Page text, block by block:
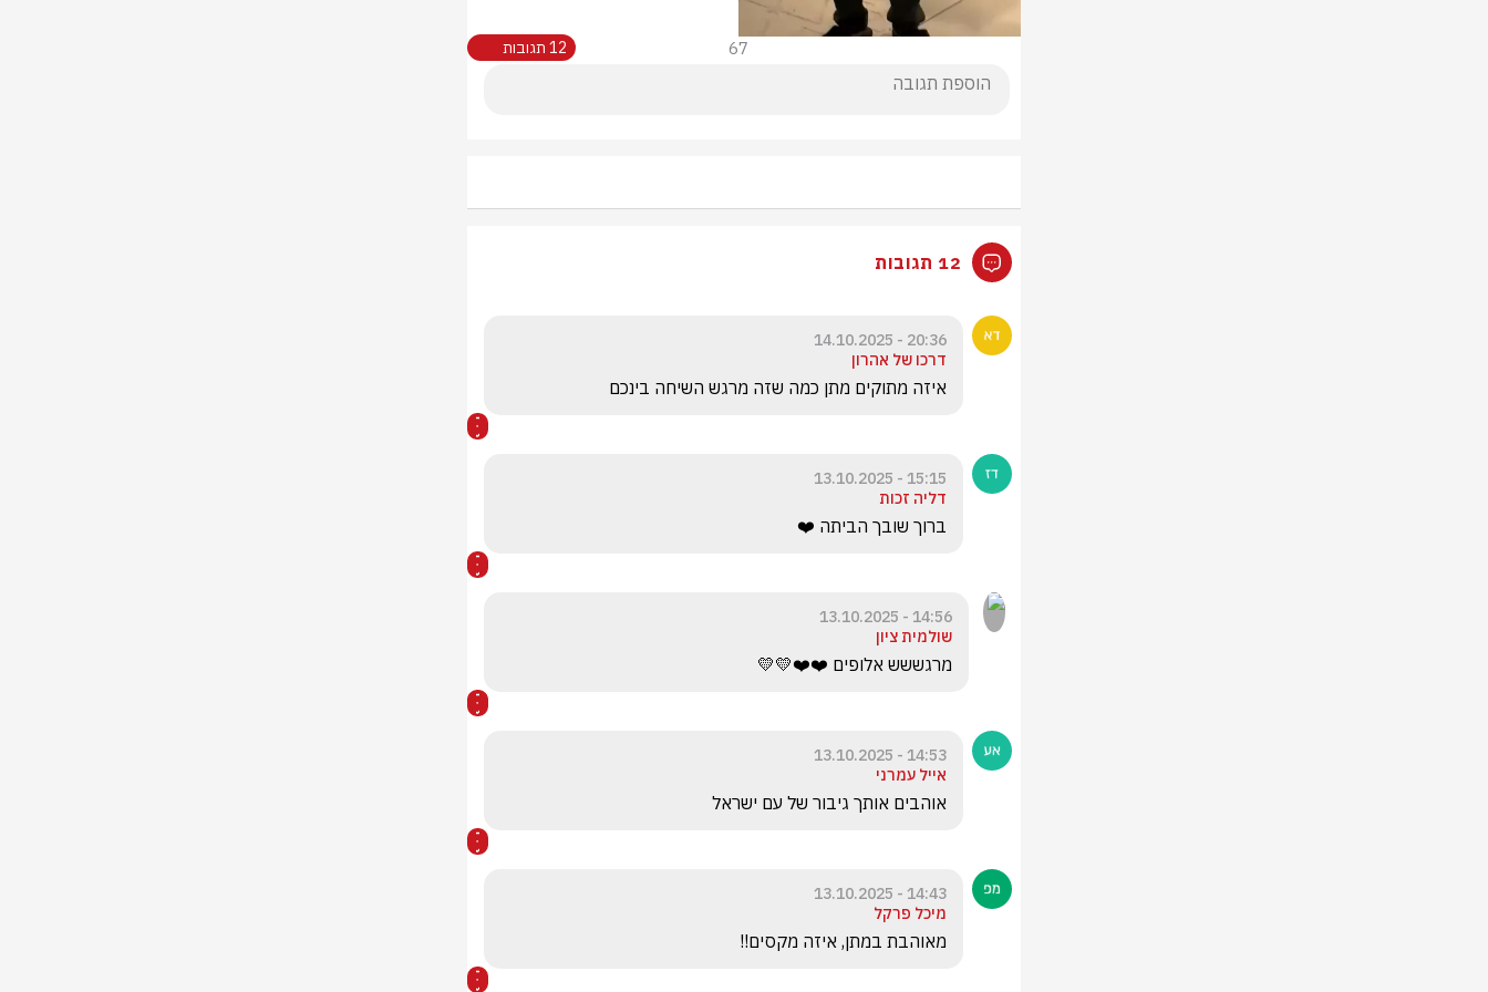
67 12 תגובות
12 תגובות
20:36 - 14.10.2025
דרכו של אהרון
איזה מתוקים מתן כמה שזה מרגש השיחה בינכם
15:15 - 13.10.2025
דליה זכות
ברוך שובך הביתה ❤️
14:56 - 13.10.2025
שולמית ציון
מרגששש אלופים ❤️❤️💛💛
14:53 - 13.10.2025
אייל עמרני
אוהבים אותך גיבור של עם ישראל
14:43 - 13.10.2025
מיכל פרקל
מאוהבת במתן, איזה מקסים!!